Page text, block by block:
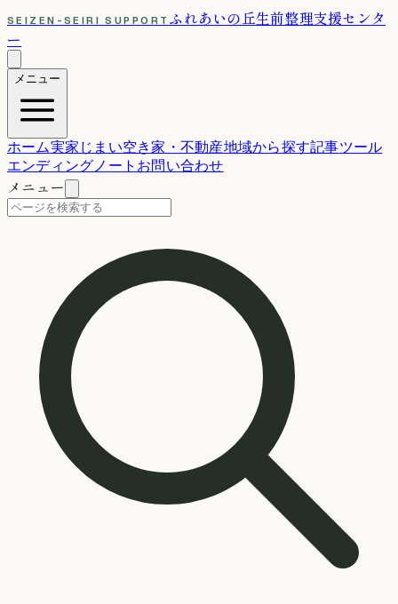
SEIZEN-SEIRI SUPPORT ふれあいの丘生前整理支援センタ
ー
メニュー
ホーム実家じまい空き家・不動産地域から探す記事ツール
エンディングノート お問い合わせ
メニュー